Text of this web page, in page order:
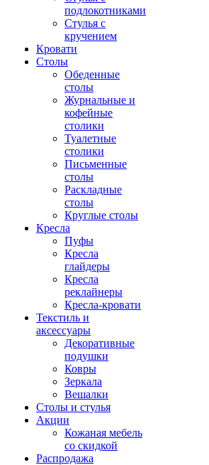
подлокотниками
Стулья с
кручением
Кровати
Столы
Обеденные
столы
Журнальные и
кофейные
столики
Туалетные
столики
Письменные
столы
Раскладные
столы
Круглые столы
Кресла
Пуфы
Кресла
глайдеры
Кресла
реклайнеры
Кресла-кровати
Текстиль и
аксессуары
Декоративные
подушки
Ковры
Зеркала
Вешалки
Столы и стулья
Акции
Кожаная мебель
со скидкой
Распродажа